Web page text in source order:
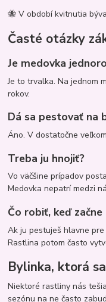
🐝 V období kvitnutia
Časté otázky
Je medovka
Je to trvalka. Na jednom
rokov.
Dá sa pestovať na
Áno. V dostatočne
Treba ju hnojiť?
Vo väčšine prípadov
Medovka nepatrí medzi
Čo robiť, keď
Ak ju pestuješ hlavne
Rastlina potom často
Bylinka, ktorá
Niektoré rastliny nás
sezónu na ne často